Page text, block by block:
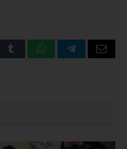
TumblrWhatsAppTelegramEmail